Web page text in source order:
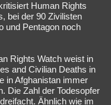
Human Rights
bei der 90 Zivilisten
und Pentagon noch
Rights Watch weist in
and Civilian Deaths in
in Afghanistan immer
Die Zahl der Todesopfer
Ähnlich wie im